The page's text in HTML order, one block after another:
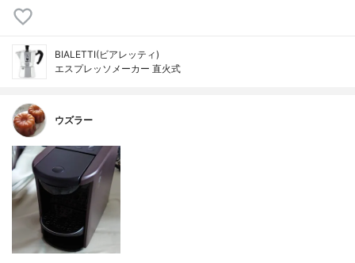
BIALETTI(ビアレッティ)
エスプレッソメーカー 直火式
ウズラー